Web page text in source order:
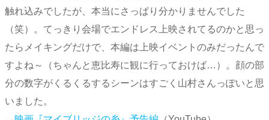
触れ込みでしたが、本当にさっぱり分かりませんでした
（笑）。てっきり会場でエンドレス上映されてるのかと思っ
たらメイキングだけで、本編は上映イベントのみだったんで
すよね～（ちゃんと恵比寿に観に行っておけば…）。顔の部
分の数字がくるくるするシーンはすごく山村さんっぽいと思
いました。